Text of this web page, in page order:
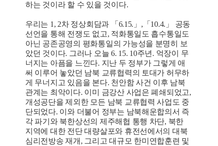
하는 것이라 할 수 있을 것이다.
우리는 1, 2차 정상회담과 「6.15.」,「10.4.」 공동
선언을 통해 전쟁도 없고, 적화통일도 흡수통일도
아닌 공존공영의 평화통일의 가능성을 분명히 보
았던 것이다. 그러나 오늘 6. 15. 10주년. 억장이 무
너지는 아픔을 느낀다. 지난 두 정부가 그렇게 애
써 이루어 놓았던 남북 교류협력의 토대가 허무하
게 무너지고 있음을 본다. 천안함 사건 이후 남북
관계는 최악이다. 이미 금강산 사업은 폐쇄되었고,
개성공단을 제외한 모든 남북 교류협력 사업도 중
단되었다. 이와 더불어 정부는 남북해운합의서 즉
각 파기와 북한상선의 제주해협 통행 차단, 북한
지역에 대한 전단 대량살포와 휴전선에서의 대북
심리전방송 재개, 그리고 대규모 한미연합훈련 및